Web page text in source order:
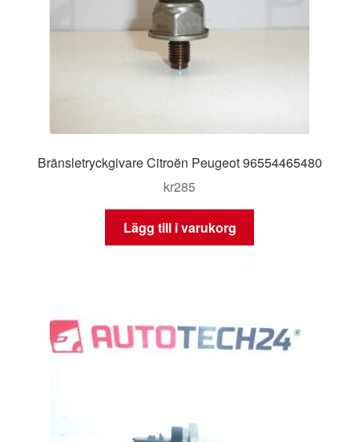
Bränsletryckgivare Citroën Peugeot 96554465480
kr285
Lägg till i varukorg